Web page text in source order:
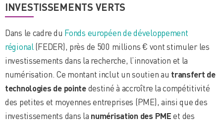
INVESTISSEMENTS VERTS
Dans le cadre du Fonds européen de développement
régional(FEDER), près de 500 millions € vont stimuler les
investissements dans la recherche, l’innovation et la
numérisation. Ce montant inclut un soutien au transfert de
technologies de pointedestiné à accroître la compétitivité
des petites et moyennes entreprises (PME), ainsi que des
investissements dans la numérisation des PMEet des